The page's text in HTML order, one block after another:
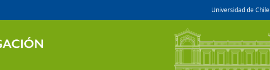
Universidad de Chile